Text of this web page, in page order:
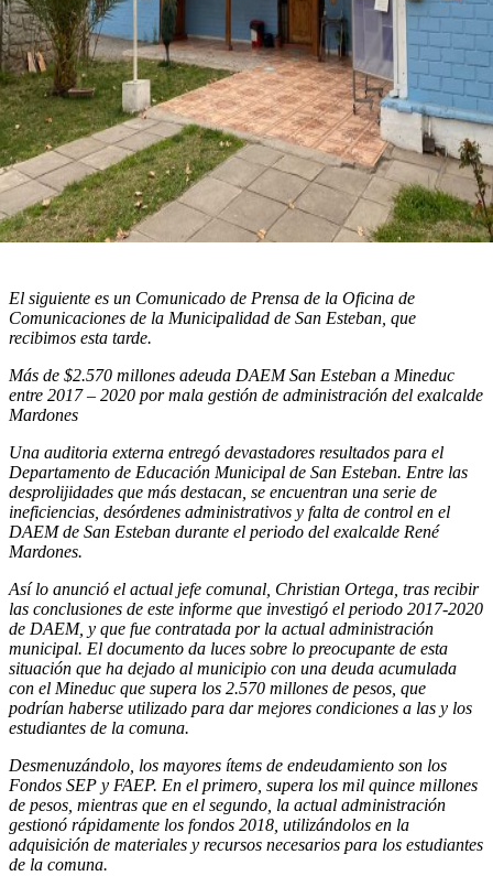
El siguiente es un Comunicado de Prensa de la Oficina de
Comunicaciones de la Municipalidad de San Esteban, que
recibimos esta tarde.
Más de $2.570 millones adeuda DAEM San Esteban a Mineduc
entre 2017 – 2020 por mala gestión de administración del exalcalde
Mardones
Una auditoria externa entregó devastadores resultados para el
Departamento de Educación Municipal de San Esteban. Entre las
desprolijidades que más destacan, se encuentran una serie de
ineficiencias, desórdenes administrativos y falta de control en el
DAEM de San Esteban durante el periodo del exalcalde René
Mardones.
Así lo anunció el actual jefe comunal, Christian Ortega, tras recibir
las conclusiones de este informe que investigó el periodo 2017-2020
de DAEM, y que fue contratada por la actual administración
municipal. El documento da luces sobre lo preocupante de esta
situación que ha dejado al municipio con una deuda acumulada
con el Mineduc que supera los 2.570 millones de pesos, que
podrían haberse utilizado para dar mejores condiciones a las y los
estudiantes de la comuna.
Desmenuzándolo, los mayores ítems de endeudamiento son los
Fondos SEP y FAEP. En el primero, supera los mil quince millones
de pesos, mientras que en el segundo, la actual administración
gestionó rápidamente los fondos 2018, utilizándolos en la
adquisición de materiales y recursos necesarios para los estudiantes
de la comuna.